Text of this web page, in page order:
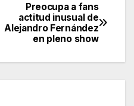
Preocupa a fans
actitud inusual de
Alejandro Fernández
en pleno show